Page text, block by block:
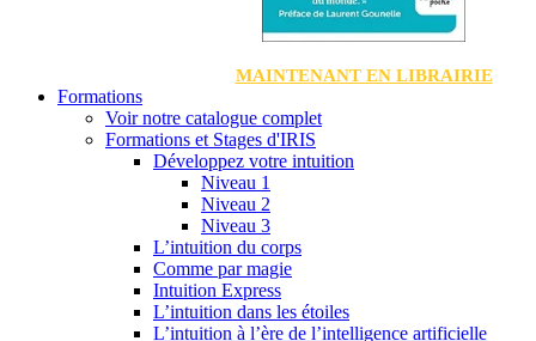
MAINTENANT EN LIBRAIRIE
Formations
Voir notre catalogue complet
Formations et Stages d'IRIS
Développez votre intuition
Niveau 1
Niveau 2
Niveau 3
L’intuition du corps
Comme par magie
Intuition Express
L’intuition dans les étoiles
L’intuition à l’ère de l’intelligence artificielle